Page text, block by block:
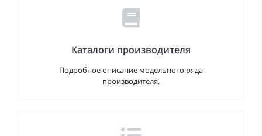
Каталоги производителя
Подробное описание модельного ряда
производителя.